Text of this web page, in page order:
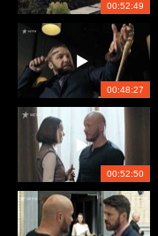
00:52:49
00:48:27
00:52:50